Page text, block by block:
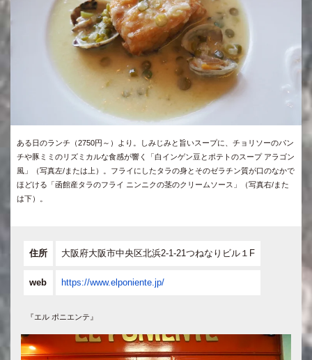
ある日のランチ（2750円～）より。しみじみと旨いスープに、チョリソーのパン
チや豚ミミのリズミカルな食感が響く「白インゲン豆とポテトのスープ アラゴン
風」（写真左/または上）。フライにしたタラの身とそのゼラチン質が口のなかで
ほどける「函館産タラのフライ ニンニクの茎のクリームソース」（写真右/また
は下）。
住所 大阪府大阪市中央区北浜2-1-21つねなりビル１F
web https://www.elponiente.jp/
『エル ポニエンテ』